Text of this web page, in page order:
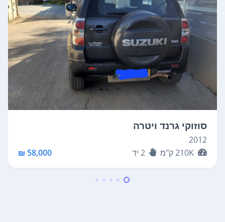
סוזוקי גרנד ויטרה
2012
210Kק"מ 2 יד 58,000 ₪